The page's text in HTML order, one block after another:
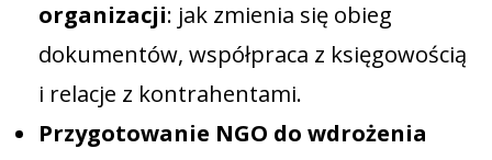
organizacji: jak zmienia się obieg
dokumentów, współpraca z księgowością
i relacje z kontrahentami.
Przygotowanie NGO do wdrożenia